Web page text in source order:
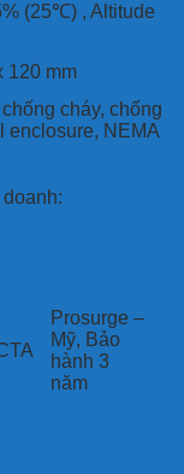
(25℃) , Altitude
120 mm
cháy, chống
enclosure, NEMA
Prosurge –
Mỹ, Bảo
hành 3
năm